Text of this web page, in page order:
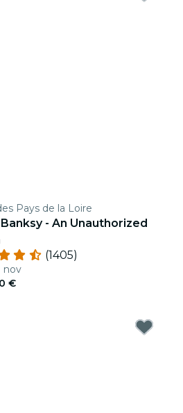
Pays de la Loire
- An Unauthorized
(1405)
nov
€